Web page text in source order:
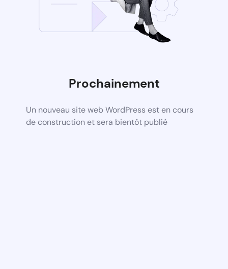
Prochainement
Un nouveau site web WordPress est en cours
de construction et sera bientôt publié